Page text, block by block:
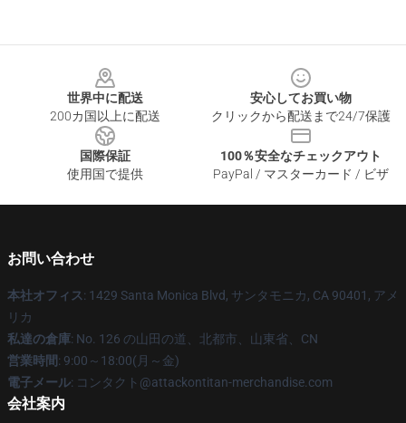
世界中に配送
200カ国以上に配送
安心してお買い物
クリックから配送まで24/7保護
国際保証
使用国で提供
100％安全なチェックアウト
PayPal / マスターカード / ビザ
お問い合わせ
本社オフィス: 1429 Santa Monica Blvd, サンタモニカ, CA 90401, アメ
リカ
私達の倉庫: No. 126 の山田の道、北都市、山東省、CN
営業時間: 9:00～18:00(月～金)
電子メール: コンタクト@attackontitan-merchandise.com
会社案内